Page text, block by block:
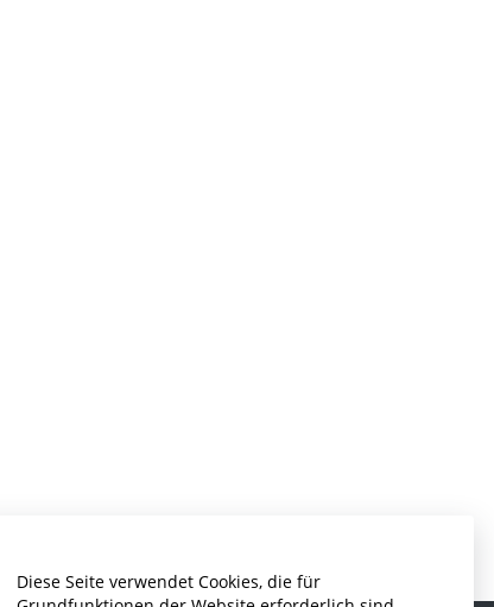
Diese Seite verwendet Cookies, die für